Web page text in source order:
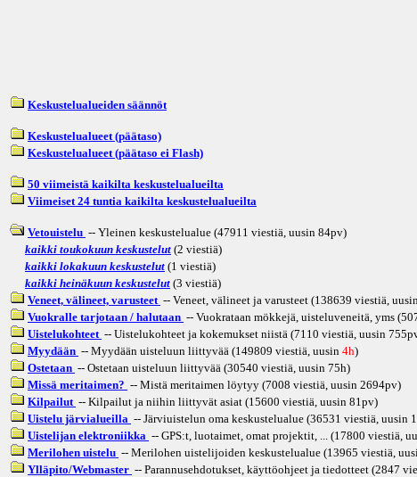
Keskustelualueiden säännöt
Keskustelualueet (päätaso)
Keskustelualueet (päätaso ei Flash)
50 viimeistä kaikilta keskustelualueilta
Viimeiset 24 tuntia kaikilta keskustelualueilta
Vetouistelu -- Yleinen keskustelualue (47911 viestiä, uusin 84pv)
kaikki toukokuun keskustelut (2 viestiä)
kaikki lokakuun keskustelut (1 viestiä)
kaikki heinäkuun keskustelut (3 viestiä)
Veneet, välineet, varusteet -- Veneet, välineet ja varusteet (138639 viestiä, uusin
Vuokralle tarjotaan / halutaan -- Vuokrataan mökkejä, uisteluveneitä, yms
Uistelukohteet -- Uistelukohteet ja kokemukset niistä (7110 viestiä, uusin
Myydään -- Myydään uisteluun liittyvää (149809 viestiä, uusin 4h)
Ostetaan -- Ostetaan uisteluun liittyvää (30540 viestiä, uusin 75h)
Missä meritaimen? -- Mistä meritaimen löytyy (7008 viestiä, uusin 2694pv)
Kilpailut -- Kilpailut ja niihin liittyvät asiat (15600 viestiä, uusin 81pv)
Uistelu järvialueilla -- Järviuistelun oma keskustelualue (36531 viestiä, uusin
Uistelijan elektroniikka -- GPS:t, luotaimet, omat projektit, ... (17800 viestiä,
Merilohen uistelu -- Merilohen uistelijoiden keskustelualue (13965 viestiä,
Ylläpito/Webmaster -- Parannusehdotukset, käyttöohjeet ja tiedotteet (2847